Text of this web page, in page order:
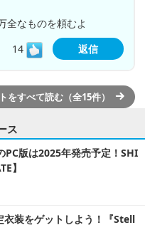
全なものを頼むよ
14
返信
をすべて読む（全15件）
ス
PC版は2025年発売予定！SHI
】
衣装をゲットしよう！『Stell